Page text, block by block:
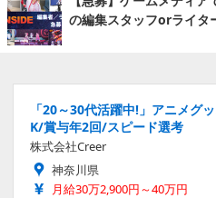
の編集スタッフorライタ
「20～30代活躍中!」アニメグ
K/賞与年2回/スピード選考
株式会社Creer
神奈川県
月給30万2,900円～40万円